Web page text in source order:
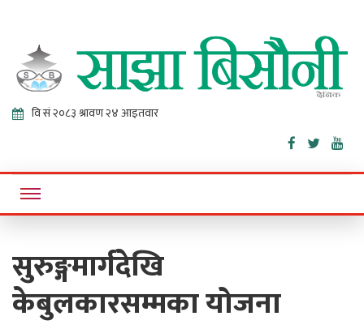
Sajha
Bisaunee
Online News Portal
सुरुङ्गमार्गदेखि
केबुलकारसम्मका योजना